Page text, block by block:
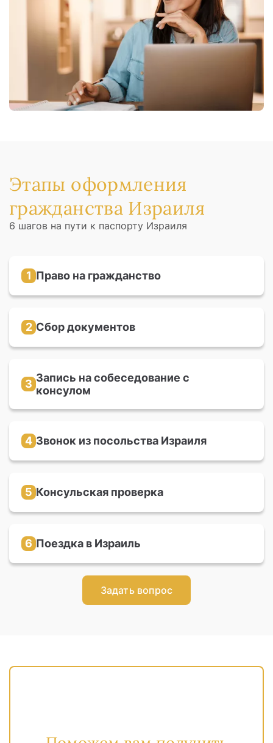
Этапы оформления
гражданства Израиля
6 шагов на пути к паспорту Израиля
1 Право на гражданство
если в вашей семье есть еврейские предки по
2 Сбор документов
подтверждающие вашу родственную связь с
3 Запись на собеседование с
консулом
посольства Израиля
4 Звонок из посольства Израиля
сотрудника посольства, который назначит
5 Консульская проверка
доказать свое право и мотивацию на
6 Поездка в Израиль
заграничный паспорт, открыть счёт в банке и
прикрепиться к больничной кассе
Задать вопрос